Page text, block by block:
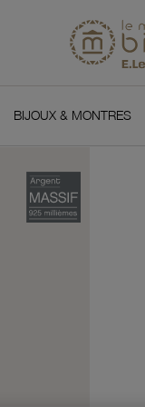
BIJOUX & MONTRES